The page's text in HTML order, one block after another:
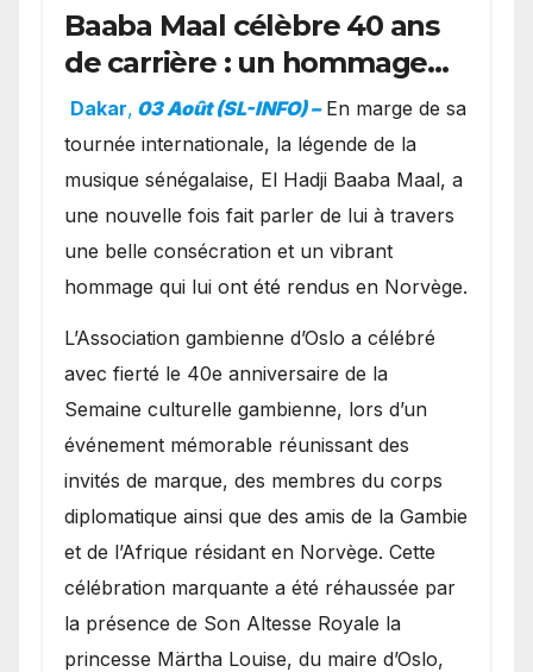
Baaba Maal célèbre 40 ans
de carrière : un hommage
exceptionnel à Oslo en
présence de la famille
royale.
Dakar, 03 Août (SL-INFO) – ​En marge de sa
tournée internationale, la légende de la
musique sénégalaise, El Hadji Baaba Maal, a
une nouvelle fois fait parler de lui à travers
une belle consécration et un vibrant
hommage qui lui ont été rendus en Norvège.
​L’Association gambienne d’Oslo a célébré
avec fierté le 40e anniversaire de la
Semaine culturelle gambienne, lors d’un
événement mémorable réunissant des
invités de marque, des membres du corps
diplomatique ainsi que des amis de la Gambie
et de l’Afrique résidant en Norvège. Cette
célébration marquante a été réhaussée par
la présence de Son Altesse Royale la
princesse Märtha Louise, du maire d’Oslo,